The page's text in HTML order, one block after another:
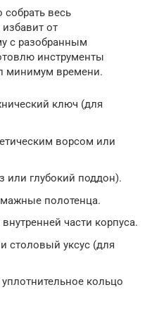
весь
от
с разобранным
инструменты
минимум времени.
ключ (для
ворсом или
или глубокий поддон).
полотенца.
части корпуса.
столовый уксус (для
кольцо